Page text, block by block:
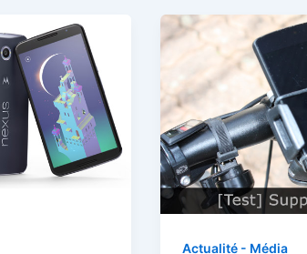
Actualité - Média